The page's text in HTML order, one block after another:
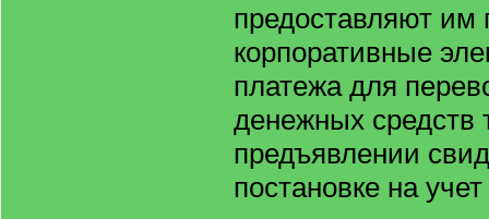
предоставляют им
корпоративные
платежа для
денежных средств
предъявлении
постановке на